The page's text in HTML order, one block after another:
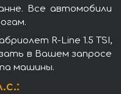
Все автомобили
R-Line 1.5 TSI,
в Вашем запросе
машины.